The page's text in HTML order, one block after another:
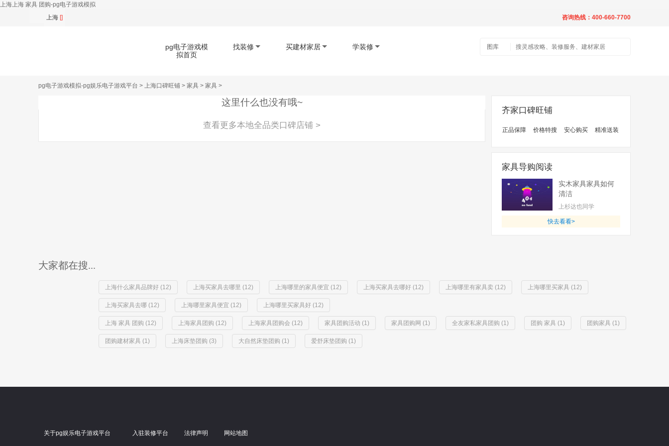
上海上海 家具 团购-pg电子游戏模拟
上海 [] 咨询热线：400-660-7700
pg电子游戏模
拟首页
找装修 买建材家居 学装修
扫码下载app
图库
pg电子游戏模拟-pg娱乐电子游戏平台 > 上海口碑旺铺 > 家具 > 家具 >
这里什么也没有哦~
查看更多本地全品类口碑店铺 >
齐家口碑旺铺
正品保障 价格特搜 安心购买 精准送装
家具导购阅读
实木家具家具如何
清洁
上杉达也同学
快去看看>
大家都在搜...
上海什么家具品牌好 (12) 上海买家具去哪里 (12) 上海哪里的家具便宜 (12) 上海买家具去哪好 (12) 上海哪里有家具卖 (12) 上海哪里买家具 (12)
上海买家具去哪 (12) 上海哪里家具便宜 (12) 上海哪里买家具好 (12)
上海 家具 团购 (12) 上海家具团购 (12) 上海家具团购会 (12) 家具团购活动 (1) 家具团购网 (1) 全友家私家具团购 (1) 团购 家具 (1) 团购家具 (1)
团购建材家具 (1) 上海床垫团购 (3) 大自然床垫团购 (1) 爱舒床垫团购 (1)
关于pg娱乐电子游戏平台 入驻装修平台 法律声明 网站地图